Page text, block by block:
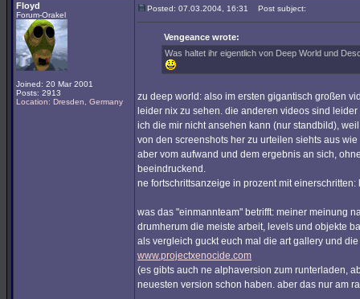
Floyd
Forum-Orakel
Joined: 20 Mar 2001
Posts: 2913
Location: Dresden, Germany
Posted: 07.03.2004, 16:31 Post subject:
Vengeance wrote:
Was haltet ihr eigentlich von Deep World und
zu deep world: also im ersten gigantisch großen
leider nix zu sehen. die anderen videos sind
ich die mir nicht ansehen kann (nur standbild),
von den screenshots her zu urteilen siehts aus
aber vom aufwand und dem ergebnis an sich,
beeindruckend.
ne fortschrittsanzeige in prozent mit einerschritten:
was das "einmannteam" betrifft: meiner meinung
drumherum die meiste arbeit, levels und objekte
als vergleich guckt euch mal die art gallery und
www.projectxenocide.com
(es gibts auch ne alphaversion zum runterladen,
neuesten version schon haben. aber das nur am